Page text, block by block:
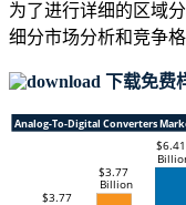
为了进行详细的区域
细分市场分析和竞争
下载免费